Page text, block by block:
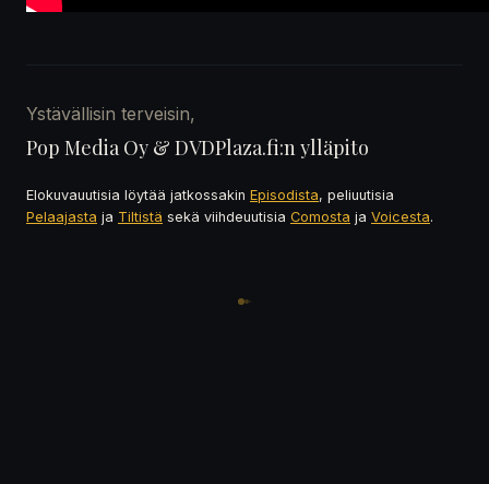
Ystävällisin terveisin,
Pop Media Oy & DVDPlaza.fi:n ylläpito
Elokuvauutisia löytää jatkossakin Episodista, peliuutisia
Pelaajasta ja Tiltistä sekä viihdeuutisia Comosta ja Voicesta.